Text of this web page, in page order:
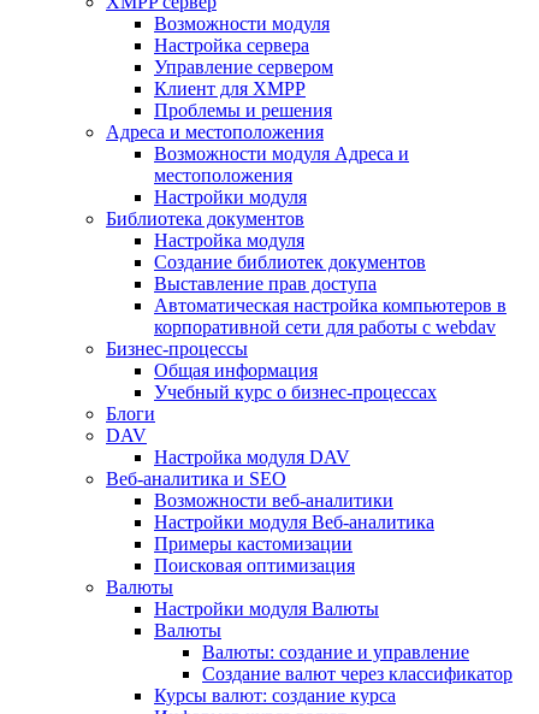
Возможности модуля
Настройка сервера
Управление сервером
Клиент для XMPP
Проблемы и решения
Адреса и местоположения
Возможности модуля Адреса и
местоположения
Настройки модуля
Библиотека документов
Настройка модуля
Создание библиотек документов
Выставление прав доступа
Автоматическая настройка компьютеров в
корпоративной сети для работы с webdav
Бизнес-процессы
Общая информация
Учебный курс о бизнес-процессах
Блоги
DAV
Настройка модуля DAV
Веб-аналитика и SEO
Возможности веб-аналитики
Настройки модуля Веб-аналитика
Примеры кастомизации
Поисковая оптимизация
Валюты
Настройки модуля Валюты
Валюты
Валюты: создание и управление
Создание валют через классификатор
Курсы валют: создание курса